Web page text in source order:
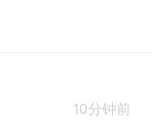
10分钟前